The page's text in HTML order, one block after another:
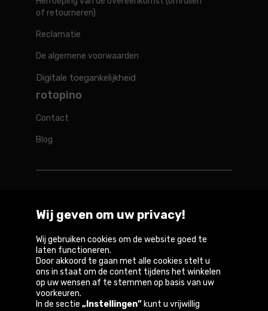
of retourneren)
Reclamatie
De algemene voorwaarden
Digitale toegankelijkheid
rotopino
Contact
Blog
Belgique België Deutschland France Österreich
Copyright © 2026
Wij geven om uw privacy!
Wij gebruiken cookies om de website goed te
laten functioneren.
Door akkoord te gaan met alle cookies stelt u
ons in staat om de content tijdens het winkelen
op uw wensen af te stemmen op basis van uw
voorkeuren.
In de sectie „Instellingen” kunt u vrijwillig